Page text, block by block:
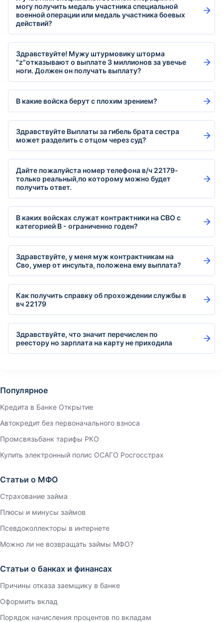
могу получить медаль участника специальной
военной операции или медаль участника боевых
действий?
Здравствуйте! Мужу штурмовику шторма
"z"отказывают о выплате 3 миллионов за увечье
ноги. Должен он получать выплату?
В какие войска берут с плохим зрением?
Здравствуйте Выплаты за гибель брата сестра
может разделить с отцом через суд?
Дайте пожалуйста номер телефона в/ч 22179-
только реальный,по которому можно будет
получить ответ.
В каких войсках служат контрактники на СВО с
категорией В - ограниченно годен?
Здравствуйте, у меня муж контрактникам на
Сво, умер от инсульта, положена ему выплата?
Как получить справку об прохождении службы в
вч 22179
Здравствуйте, что значит перечислен по
реестору но зарплата на карту не приходила
Популярное
Кредита в Банке Открытие
Автокредит без первоначального взноса
Промсвязьбанк тарифы РКО
Купить электронный полис ОСАГО Росгосстрах
Статьи о МФО
Страхование займа
Плюсы и минусы займов
Псевдоколлекторы в интернете
Можно ли не возвращать займы МФО?
Статьи о банках и финансах
Причины отказа заемщику в банке
Оформить вклад
Порядок начисления процентов по вкладам